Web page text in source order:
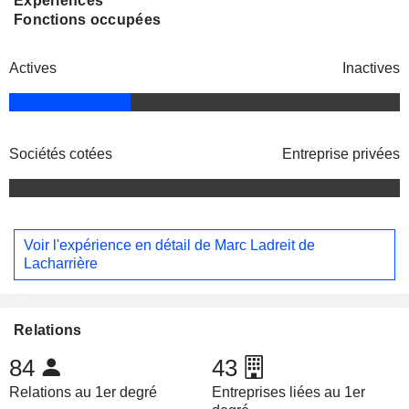
Fonctions occupées
Actives Inactives
Sociétés cotées Entreprise privées
Voir l'expérience en détail de Marc Ladreit de
Lacharrière
Relations
84
Relations au 1er degré
43
Entreprises liées au 1er